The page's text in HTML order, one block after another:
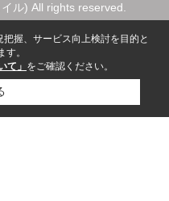
ル) All rights reserved.
握、サービス向上検討を目的と
。
て」 をご確認ください。